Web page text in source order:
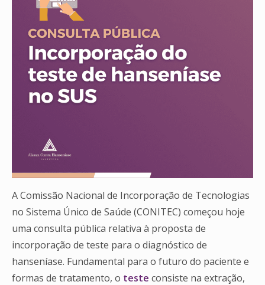
A Comissão Nacional de Incorporação de Tecnologias
no Sistema Único de Saúde (CONITEC) começou hoje
uma consulta pública relativa à proposta de
incorporação de teste para o diagnóstico de
hanseníase. Fundamental para o futuro do paciente e
formas de tratamento, o teste consiste na extração,